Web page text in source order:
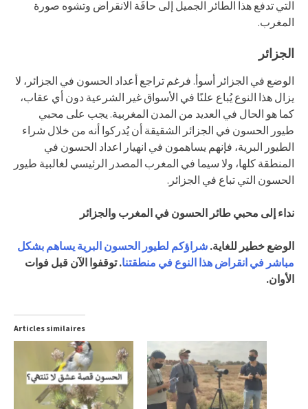
التي تدفع هذا الطائر الجميل إلى حافَة الانقراض وتشوه صورة
المغرب.
الجزائر
الوضع في الجزائر أسوأ. فرغم تراجع أعداد الحسون في الجزائر، لا
يزال هذا النوع يُباع علنًا في الأسواق غير الشرعية دون أي عقاب،
كما هو الحال في العديد من المدن المغربية. يجب على محبي
طيور الحسون في الجزائر الشقيقة أن يُدركوا أنه من خلال شراء
الطيور البرية، فإنهم يساهمون في انهيار اعداد الحسون في
المنطقة كلها، ولا سيما في المغرب المصدر الرئيسي لغالبية طيور
الحسون التي تباع في الجزائر.
نداء إلى محبي طائر الحسون في المغرب والجزائر
الوضع خطير للغاية. شراؤكم لطيور الحسون البرية يساهم بشكل
مباشر في انقراض هذا النوع في منطقتنا. توقفوا الآن قبل فوات
الأوان.
Articles similaires